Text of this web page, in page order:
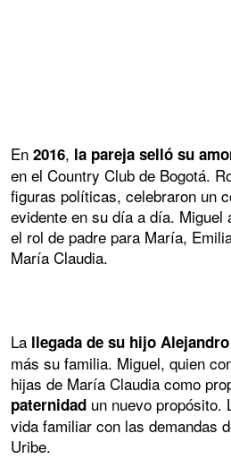
En 2016, la pareja selló su
en el Country Club de Bogotá.
figuras políticas, celebraron un
evidente en su día a día. Miguel
el rol de padre para María,
María Claudia.
La llegada de su hijo Alejandro
más su familia. Miguel, quien
hijas de María Claudia como
paternidad un nuevo propósito.
vida familiar con las demandas
Uribe.